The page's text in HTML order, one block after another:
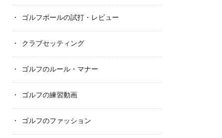
ゴルフボールの試打・レビュー
クラブセッティング
ゴルフのルール・マナー
ゴルフの練習動画
ゴルフのファッション